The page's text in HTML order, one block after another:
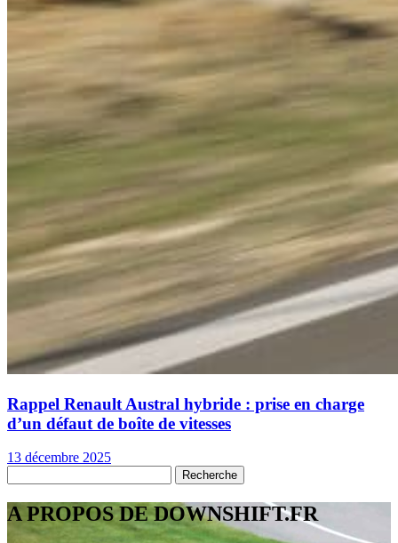
Rappel Renault Austral hybride : prise en charge
d’un défaut de boîte de vitesses
13 décembre 2025
A PROPOS DE DOWNSHIFT.FR